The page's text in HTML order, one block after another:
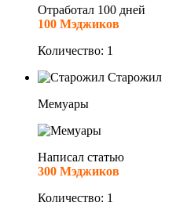
Отработал 100 дней
100 Мэджиков
Количество: 1
Старожил
Мемуары
Написал статью
300 Мэджиков
Количество: 1